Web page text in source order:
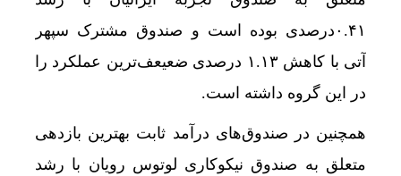
ماجرای اعمال ضریب ۲.۷ برای اینترنت بین‌الملل چیست؟
بازده صندوق‌های املاک در برابر جهش قیمت
رگبار پراکنده در نیمه شمالی استان تهران تا شنبه
پیامدهای تجاوز به ایران؛ زیان حدود ۲۰۰ میلیون یورویی شرکت هواپیمایی مجارستان
۰.۴۱درصدی بوده است و صندوق مشترک سپهر
آتی با کاهش ۱.۱۳ درصدی ضعیعف‌ترین عملکرد را
در این گروه داشته است.
همچنین در صندوق‌های درآمد ثابت بهترین بازدهی
متعلق به صندوق نیکوکاری لوتوس رویان با رشد